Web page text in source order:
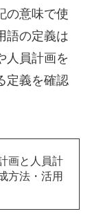
の意味で使
語の定義は
人員計画を
定義を確認
画と人員計
方法・活用